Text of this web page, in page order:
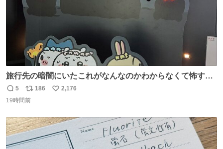
旅行先の暗闇にいたこれがなんなのかわからなくて怖すぎ
た 子どもたちも怖がりまくってた👻 ちいかわってこういう
感じのお話なんですか…？
返
信
5
リ
ポ
ト
数
186
い
数
2,176
19時間前